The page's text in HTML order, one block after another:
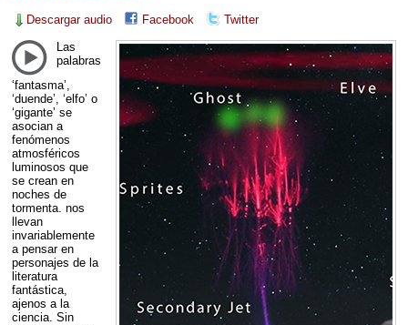
Descargar audio Facebook Twitter
Las
palabras
‘fantasma’,
‘duende’, ‘elfo’ o
‘gigante’ se
asocian a
fenómenos
atmosféricos
luminosos que
se crean en
noches de
tormenta. nos
llevan
invariablemente
a pensar en
personajes de la
literatura
fantástica,
ajenos a la
ciencia. Sin